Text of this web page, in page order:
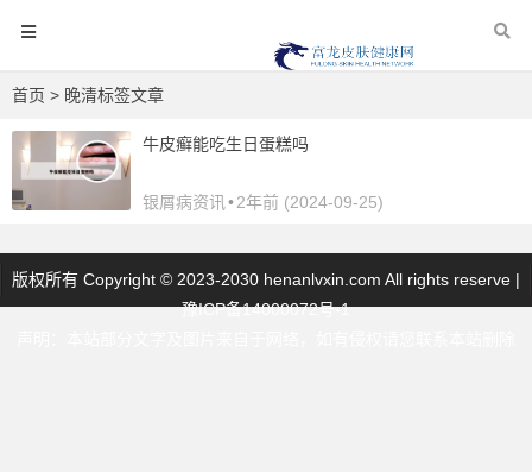
首页 > 晚清标签文章
牛皮癣能吃生日蛋糕吗
银屑病资讯 •2年前 (2024-09-25)
版权所有 Copyright © 2023-2030 henanlvxin.com All rights reserve |
豫ICP备14000072号-1